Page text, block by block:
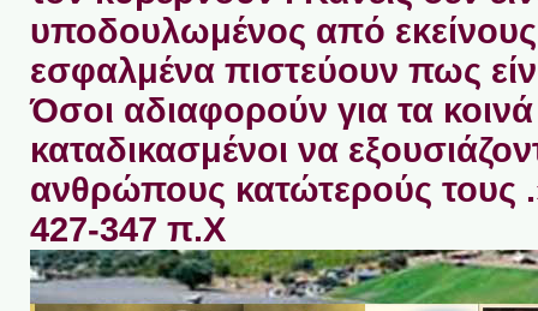
υποδουλωμένος από
εσφαλμένα πιστεύουν πως
Όσοι αδιαφορούν για τα κοινά
καταδικασμένοι να
ανθρώπους κατώτερούς τους
427-347 π.Χ